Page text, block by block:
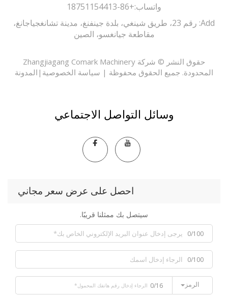
واتساب:+86-18751154413
Add: رقم 23، طريق شينغي، بلدة جينفنغ، مدينة تشانغجياجانغ،
مقاطعة جيانغسو، الصين
حقوق النشر © شركة Zhangjiagang Comark Machinery
جميع الحقوق محفوظة |سياسة الخصوصية|المدونة
وسائل التواصل الاجتماعي
احصل على عرض سعر مجاني
سيتصل بك ممثلنا قريبًا.
0/16